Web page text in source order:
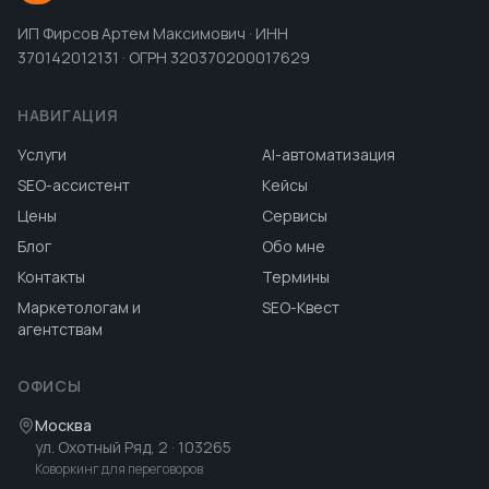
ИП Фирсов Артем Максимович · ИНН
370142012131 · ОГРН 320370200017629
НАВИГАЦИЯ
Услуги
AI-автоматизация
SEO-ассистент
Кейсы
Цены
Сервисы
Блог
Обо мне
Контакты
Термины
Маркетологам и
агентствам
SEO-Квест
ОФИСЫ
Москва
ул. Охотный Ряд, 2 · 103265
Коворкинг для переговоров